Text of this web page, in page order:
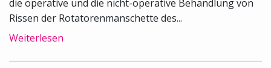
die operative und die nicht-operative Behandlung von
Rissen der Rotatorenmanschette des...
Weiterlesen